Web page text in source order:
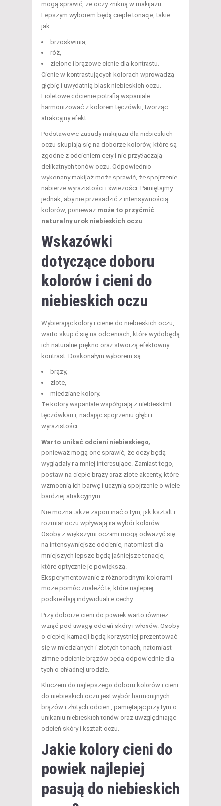
mogą sprawić, że oczy znikną w makijażu.
Lepszym wyborem będą ciepłe tonacje, takie
jak:
brzoskwinia,
róż,
zielone i brązowe cienie dla kontrastu.
Cienie w kontrastujących kolorach wprowadzą
głębię i uwydatnią blask niebieskich oczu.
Fioletowe odcienie potrafią wspaniale
harmonizować z kolorem tęczówki, tworząc
atrakcyjny efekt.
Podstawowe zasady makijażu dla niebieskich
oczu skupiają się na doborze kolorów, które są
zgodne z odcieniem cery i nie przytłaczają
delikatnych tonów oczu. Odpowiednio
wykonany makijaż może sprawić, że spojrzenie
nabierze wyrazistości i świeżości. Pamiętajmy
jednak, aby nie przesadzić z intensywnością
kolorów, ponieważ może to przyćmić
naturalny urok niebieskich oczu.
Wskazówki
dotyczące doboru
kolorów i cieni do
niebieskich oczu
Wybierając kolory i cienie do niebieskich oczu,
warto skupić się na odcieniach, które wydobędą
ich naturalne piękno oraz stworzą efektowny
kontrast. Doskonałym wyborem są:
brązy,
złote,
miedziane kolory.
Te kolory wspaniale współgrają z niebieskimi
tęczówkami, nadając spojrzeniu głębi i
wyrazistości.
Warto unikać odcieni niebieskiego,
ponieważ mogą one sprawić, że oczy będą
wyglądały na mniej interesujące. Zamiast tego,
postaw na ciepłe brązy oraz złote akcenty, które
wzmocnią ich barwę i uczynią spojrzenie o wiele
bardziej atrakcyjnym.
Nie można także zapominać o tym, jak kształt i
rozmiar oczu wpływają na wybór kolorów.
Osoby z większymi oczami mogą odważyć się
na intensywniejsze odcienie, natomiast dla
mniejszych lepsze będą jaśniejsze tonacje,
które optycznie je powiększą.
Eksperymentowanie z różnorodnymi kolorami
może pomóc znaleźć te, które najlepiej
podkreślają indywidualne cechy.
Przy doborze cieni do powiek warto również
wziąć pod uwagę odcień skóry i włosów. Osoby
o ciepłej karnacji będą korzystniej prezentować
się w miedzianych i złotych tonach, natomiast
zimne odcienie brązów będą odpowiednie dla
tych o chładnej urodzie.
Kluczem do najlepszego doboru kolorów i cieni
do niebieskich oczu jest wybór harmonijnych
brązów i złotych odcieni, pamiętając przy tym o
unikaniu niebieskich tonów oraz uwzględniając
odcień skóry i kształt oczu.
Jakie kolory cieni do
powiek najlepiej
pasują do niebieskich